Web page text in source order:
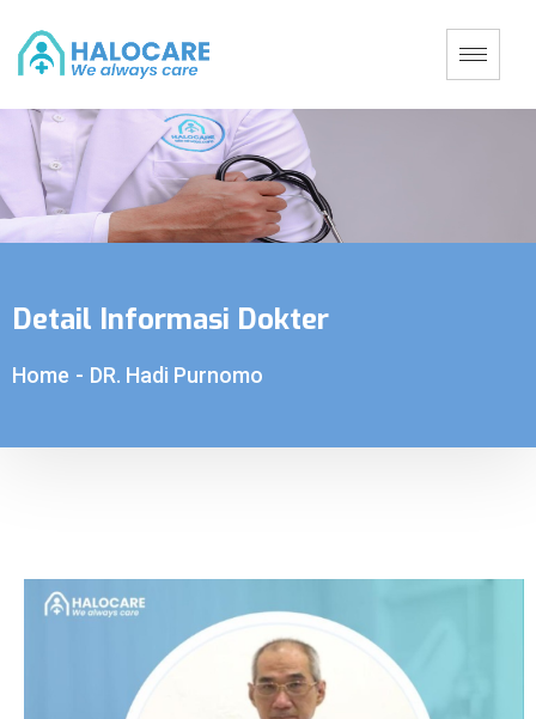
Detail Informasi Dokter
Home - DR. Hadi Purnomo